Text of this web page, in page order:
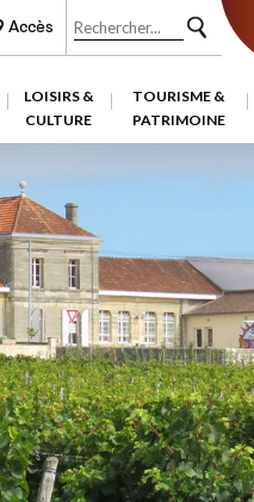
Accès
LOISIRS &
CULTURE
TOURISME &
PATRIMOINE